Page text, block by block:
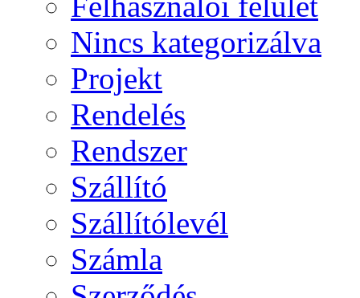
Nincs kategorizálva
Projekt
Rendelés
Rendszer
Szállító
Szállítólevél
Számla